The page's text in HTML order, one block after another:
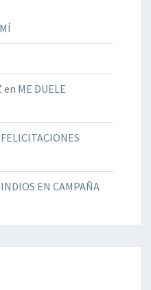
en ME DUELE
FELICITACIONES
INDIOS EN CAMPAÑA